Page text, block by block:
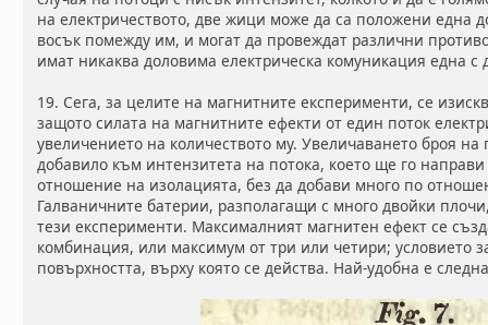
на електричеството, две жици може да са положени една
восък помежду им, и могат да провеждат различни
имат никаква доловима електрическа комуникация една с
19. Сега, за целите на магнитните експерименти, се
защото силата на магнитните ефекти от един поток
увеличението на количеството му. Увеличаването броя
добавило към интензитета на потока, което ще го
отношение на изолацията, без да добави много по
Галваничните батерии, разполагащи с много двойки
тези експерименти. Максималният магнитен ефект се
комбинация, или максимум от три или четири; условието
повърхността, върху която се действа. Най-удобна е